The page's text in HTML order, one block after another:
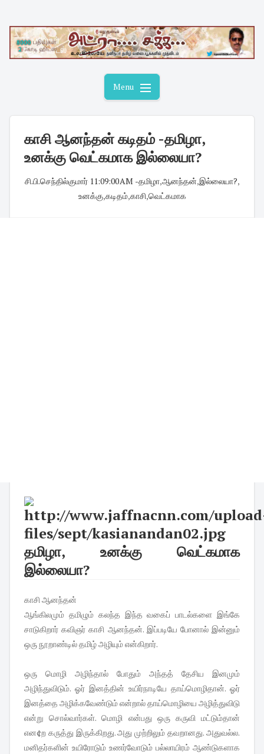
content
Menu
காசி ஆனந்தன் கடிதம் -தமிழா,
உனக்கு வெட்கமாக இல்லையா?
சி.பி.செந்தில்குமார்· 11:09:00 AM -தமிழா,ஆனந்தன்,இல்லையா?,
உனக்கு,கடிதம்,காசி,வெட்கமாக
தமிழா, உனக்கு வெட்கமாக
இல்லையா?
காசி ஆனந்தன்
ஆங்கிலமும் தமிழும் கலந்த இந்த வகைப் பாடல்களை இங்கே
சாடுகிறார் கவிஞர் காசி ஆனந்தன். இப்படியே போனால் இன்னும்
ஒரு நூறாண்டில் தமிழ் அழியும் என்கிறார்.
ஒரு மொழி அழிந்தால் போதும் அந்தத் தேசிய இனமும்
அழிந்துவிடும். ஓர் இனத்தின் உயிர்நாடியே தாய்மொழிதான். ஓர்
இனத்தை அழிக்கவேண்டும் என்றால் தாய்மொழியை அழித்துவிடு
என்று சொல்வார்கள். மொழி என்பது ஒரு கருவி மட்டும்தான்
என¢ற கருத்து இருக்கிறது. அது முற்றிலும் தவறானது. அதுவல்ல.
மனிதர்களின் உயிரோடும் உணர்வோடும் பல்லாயிரம் ஆண்டுகளாக